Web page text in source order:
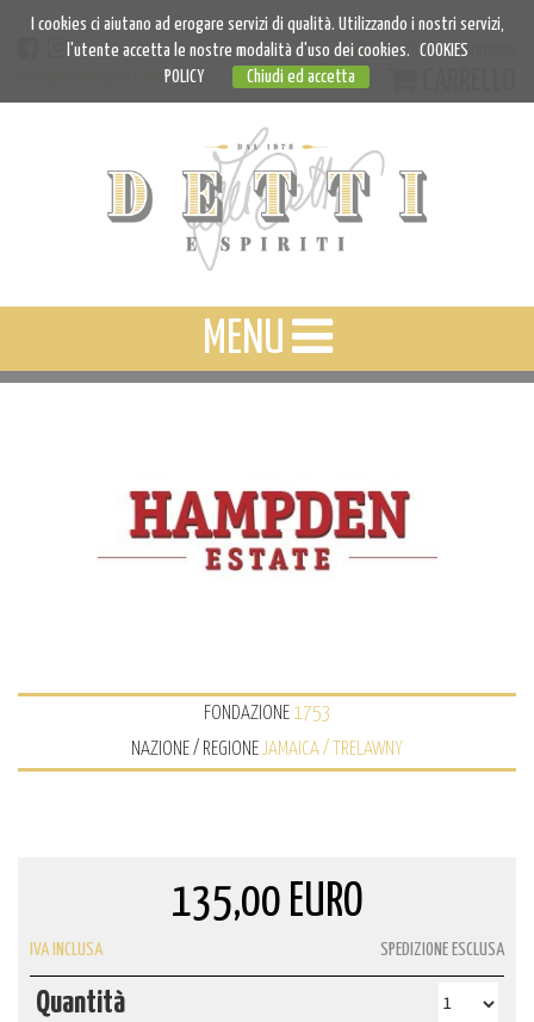
info@dettiespiriti.com
Accedi Registrazione
MENU
FONDAZIONE 1753
NAZIONE / REGIONEJAMAICA / TRELAWNY
135,00 EURO
IVA INCLUSA SPEDIZIONE ESCLUSA
Quantità
I cookies ci aiutano ad erogare servizi di qualità. Utilizzando i nostri servizi,
l'utente accetta le nostre modalità d'uso dei cookies. COOKIES
POLICY
Chiudi ed accetta